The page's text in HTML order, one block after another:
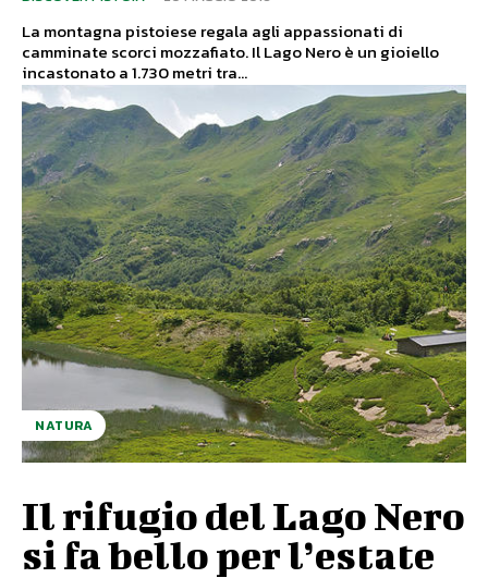
La montagna pistoiese regala agli appassionati di
camminate scorci mozzafiato. Il Lago Nero è un gioiello
incastonato a 1.730 metri tra...
NATURA
Il rifugio del Lago Nero
si fa bello per l’estate